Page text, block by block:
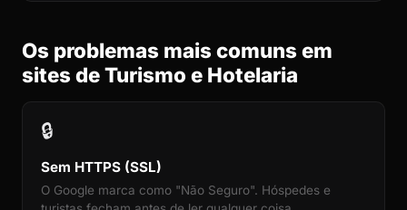
Os problemas mais comuns em
sites de Turismo e Hotelaria
🔒
Sem HTTPS (SSL)
O Google marca como "Não Seguro". Hóspedes e